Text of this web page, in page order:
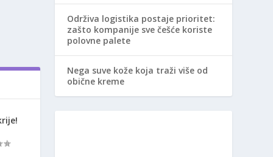
Održiva logistika postaje prioritet:
zašto kompanije sve češće koriste
polovne palete
Nega suve kože koja traži više od
obične kreme